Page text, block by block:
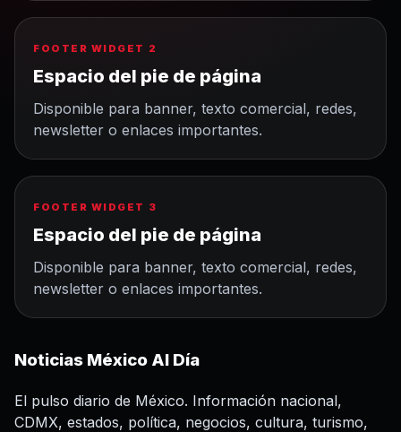
FOOTER WIDGET 2
Espacio del pie de página
Disponible para banner, texto comercial, redes,
newsletter o enlaces importantes.
FOOTER WIDGET 3
Espacio del pie de página
Disponible para banner, texto comercial, redes,
newsletter o enlaces importantes.
Noticias México Al Día
El pulso diario de México. Información nacional,
CDMX, estados, política, negocios, cultura, turismo,